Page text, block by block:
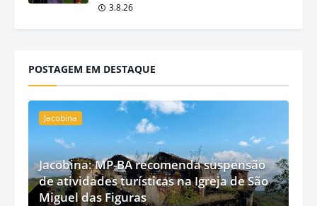
3.8.26
POSTAGEM EM DESTAQUE
Jacobina
Jacobina: MP-BA recomenda suspensão
de atividades turísticas na Igreja de São
Miguel das Figuras